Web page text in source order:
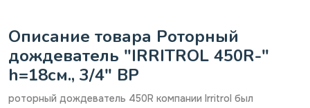
Описание товара Роторный
дождеватель "IRRITROL 450R-"
h=18см., 3/4" ВР
роторный дождеватель 450R компании Irritrol был